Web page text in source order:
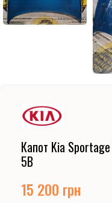
Капот Kia
5B
15 200 грн